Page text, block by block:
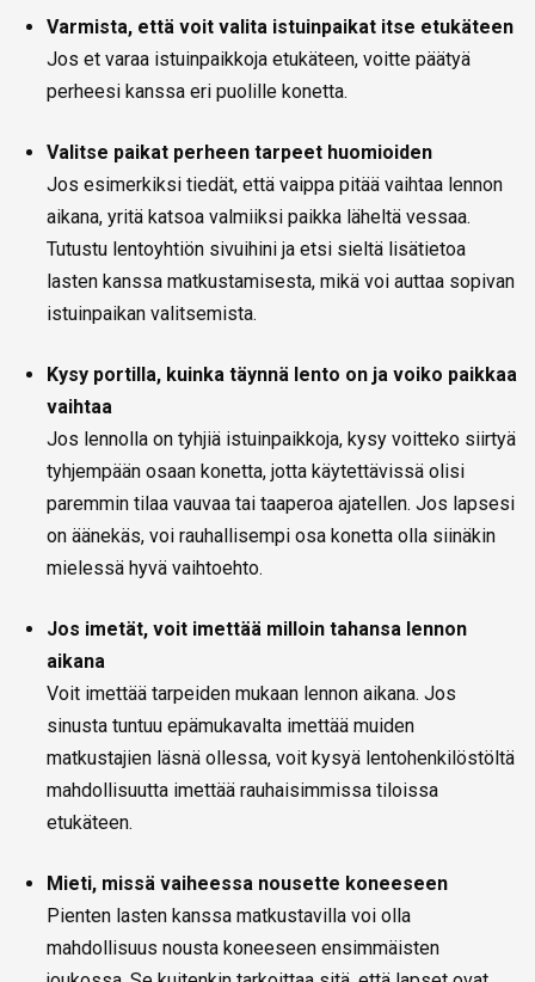
Varmista, että voit valita istuinpaikat itse etukäteen
Jos et varaa istuinpaikkoja etukäteen, voitte päätyä
perheesi kanssa eri puolille konetta.
Valitse paikat perheen tarpeet huomioiden
Jos esimerkiksi tiedät, että vaippa pitää vaihtaa lennon
aikana, yritä katsoa valmiiksi paikka läheltä vessaa.
Tutustu lentoyhtiön sivuihini ja etsi sieltä lisätietoa
lasten kanssa matkustamisesta, mikä voi auttaa sopivan
istuinpaikan valitsemista.
Kysy portilla, kuinka täynnä lento on ja voiko paikkaa
vaihtaa
Jos lennolla on tyhjiä istuinpaikkoja, kysy voitteko siirtyä
tyhjempään osaan konetta, jotta käytettävissä olisi
paremmin tilaa vauvaa tai taaperoa ajatellen. Jos lapsesi
on äänekäs, voi rauhallisempi osa konetta olla siinäkin
mielessä hyvä vaihtoehto.
Jos imetät, voit imettää milloin tahansa lennon
aikana
Voit imettää tarpeiden mukaan lennon aikana. Jos
sinusta tuntuu epämukavalta imettää muiden
matkustajien läsnä ollessa, voit kysyä lentohenkilöstöltä
mahdollisuutta imettää rauhaisimmissa tiloissa
etukäteen.
Mieti, missä vaiheessa nousette koneeseen
Pienten lasten kanssa matkustavilla voi olla
mahdollisuus nousta koneeseen ensimmäisten